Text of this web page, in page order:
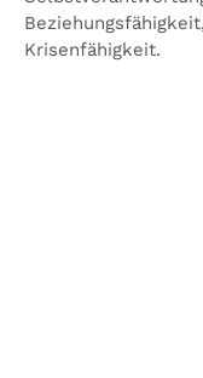
Krisenfähigkeit.